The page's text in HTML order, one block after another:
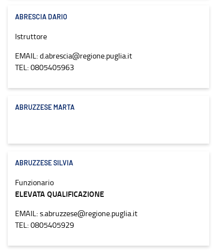
ABRESCIA DARIO
Istruttore
EMAIL: d.abrescia@regione.puglia.it
TEL: 0805405963
ABRUZZESE MARTA
ABRUZZESE SILVIA
Funzionario
ELEVATA QUALIFICAZIONE
EMAIL: s.abruzzese@regione.puglia.it
TEL: 0805405929